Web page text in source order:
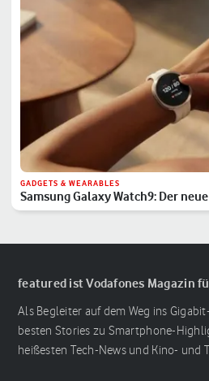
GADGETS & WEARABLES
Samsung Galaxy Watch9: Der
Handgelenk
featured ist Vodafones Magazin
Als Begleiter auf dem Weg ins
besten Stories zu Smartphone-
heißesten Tech-News und Kino- und